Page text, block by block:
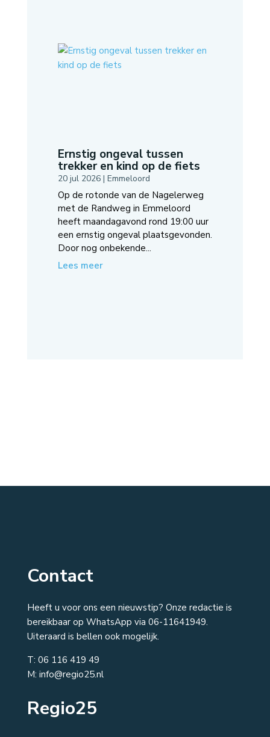
Ernstig ongeval tussen
trekker en kind op de fiets
20 jul 2026| Emmeloord
Op de rotonde van de Nagelerweg
met de Randweg in Emmeloord
heeft maandagavond rond 19:00 uur
een ernstig ongeval plaatsgevonden.
Door nog onbekende...
Lees meer
Contact
Heeft u voor ons een nieuwstip? Onze redactie is
bereikbaar op WhatsApp via 06-11641949.
Uiteraard is bellen ook mogelijk.
T: 06 116 419 49
M: info@regio25.nl
Regio25